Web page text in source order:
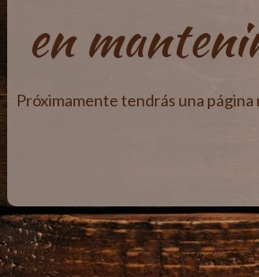
en
Próximamente tendrás una página